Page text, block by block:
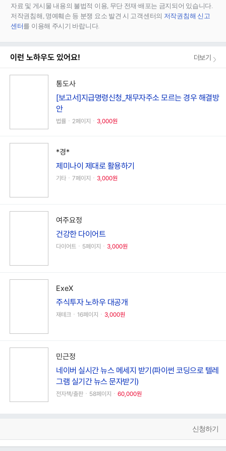
자료 및 게시물 내용의 불법적 이용, 무단 전재∙배포는 금지되어 있습니다.
저작권침해, 명예훼손 등 분쟁 요소 발견 시 고객센터의 저작권침해 신고
센터를 이용해 주시기 바랍니다.
이런 노하우도 있어요! 더보기
통도사
[보고서]지급명령신청_채무자주소 모르는 경우 해결방
안
법률ㆍ2페이지ㆍ 3,000원
*경*
제미나이 제대로 활용하기
기타ㆍ7페이지ㆍ 3,000원
여주요정
건강한 다이어트
다이어트ㆍ5페이지ㆍ 3,000원
ExeX
주식투자 노하우 대공개
재테크ㆍ16페이지ㆍ 3,000원
민근정
네이버 실시간 뉴스 메세지 받기(파이썬 코딩으로 텔레
그램 실기간 뉴스 문자받기)
전자책/출판ㆍ58페이지ㆍ 60,000원
신청하기